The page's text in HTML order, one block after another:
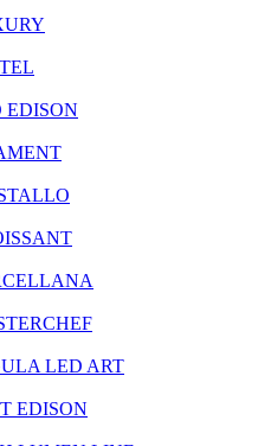
EDISON
LED ART
EDISON